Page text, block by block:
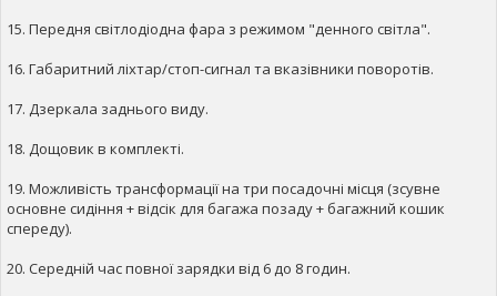
15. Передня світлодіодна фара з режимом "денного світла".
16. Габаритний ліхтар/стоп-сигнал та вказівники поворотів.
17. Дзеркала заднього виду.
18. Дощовик в комплекті.
19. Можливість трансформації на три посадочні місця (зсувне
основне сидіння + відсік для багажа позаду + багажний кошик
спереду).
20. Середній час повної зарядки від 6 до 8 годин.